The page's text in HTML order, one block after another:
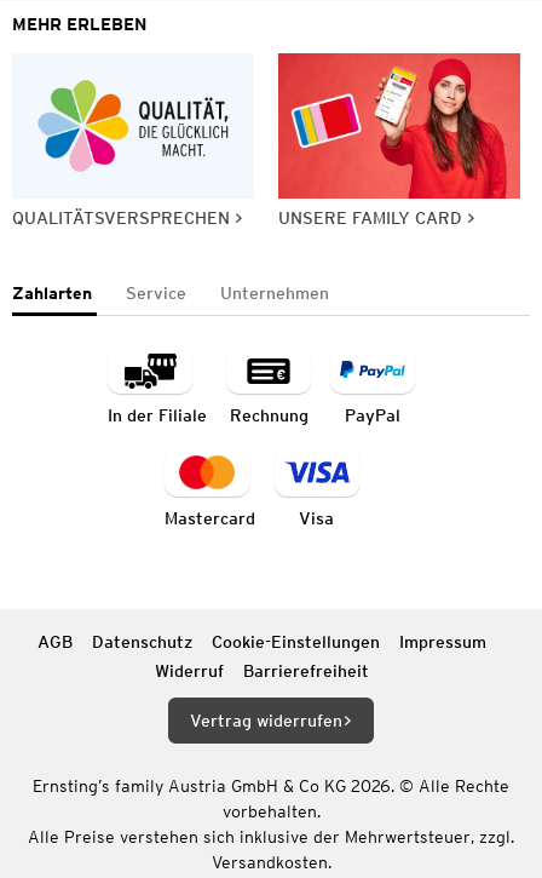
MEHR ERLEBEN
QUALITÄTSVERSPRECHEN UNSERE FAMILY CARD
Zahlarten Service Unternehmen
In der Filiale Rechnung PayPal
Mastercard Visa
AGB Datenschutz Cookie-Einstellungen
Impressum
Widerruf
Barrierefreiheit
Vertrag widerrufen
Ernsting’s family Austria GmbH & Co KG 2026. © Alle Rechte
vorbehalten.
Alle Preise verstehen sich inklusive der Mehrwertsteuer, zzgl.
Versandkosten.